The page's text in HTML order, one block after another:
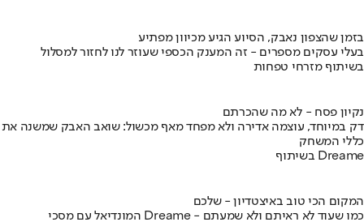
בזמן שהצפון נאבק, הסיוע הגיע מכיוון מפתיע
בעלי עסקים מספרים - זה המענק הכספי שעוזר לנו לחזור למסלול
בשיתוף מזרחי טפחות
נקיון פסח - לא מה שהכרתם
דק במיוחד, עוצמה אדירה ולא מפחד מאף מכשול: שואב האבק שמשנה את
כללי המשחק
בשיתוף Dreame
המקום הכי טוב באיצטדיון - שלכם
המונדיאל עם מסכי Dreame - כמו שעוד לא ראיתם ולא שמעתם